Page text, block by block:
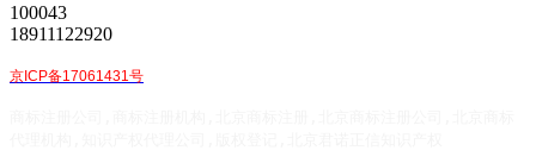
100043
18911122920
京ICP备17061431号